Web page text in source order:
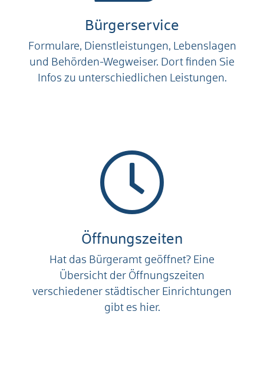
Bürgerservice
Formulare, Dienstleistungen, Lebenslagen
und Behörden-Wegweiser. Dort finden Sie
Infos zu unterschiedlichen Leistungen.
Öffnungszeiten
Hat das Bürgeramt geöffnet? Eine
Übersicht der Öffnungszeiten
verschiedener städtischer Einrichtungen
gibt es hier.